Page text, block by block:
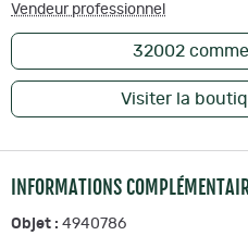
Vendeur professionnel
32002
Visiter la
INFORMATIONS
Objet : 4940786